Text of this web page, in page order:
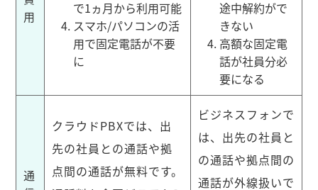
用
で1ヵ月から利用可能
スマホ/パソコンの活
用で固定電話が不要
に
途中解約がで
きない
高額な固定電
話が社員分必
要になる
通
クラウドPBXでは、出
先の社員との通話や拠
点間の通話が無料です。
ビジネスフォンで
は、出先の社員と
の通話や拠点間の
通話が外線扱いで